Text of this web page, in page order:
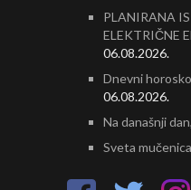
PLANIRANA
ELEKTRIČNE
06.08.2026.
Dnevni
06.08.2026.
Na današnji
Sveta